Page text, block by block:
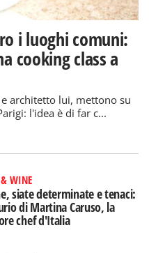
i luoghi comuni:
cooking class a
architetto lui, mettono su
l'idea è di far c...
WINE
siate determinate e tenaci:
di Martina Caruso, la
chef d'Italia